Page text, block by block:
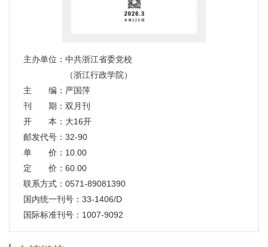
主办单位：中共浙江省委党校
（浙江行政学院）
主 编：严国萍
刊 期：双月刊
开 本：大16开
邮发代号：32-90
单 价：10.00
定 价：60.00
联系方式：0571-89081390
国内统一刊号：33-1406/D
国际标准刊号：1007-9092